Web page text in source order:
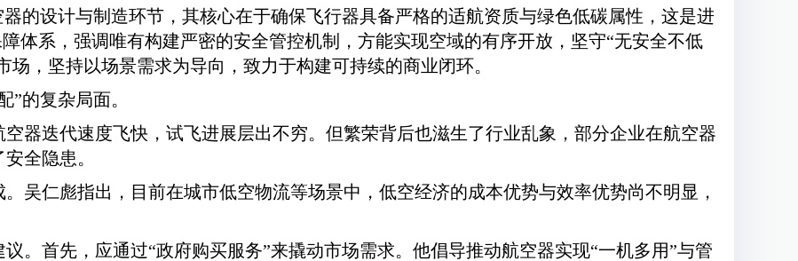
的设计与制造环节，其核心在于确保飞行器具备严格的适航资质与绿色低碳属性，这是进
体系，强调唯有构建严密的安全管控机制，方能实现空域的有序开放，坚守“无安全不低
场，坚持以场景需求为导向，致力于构建可持续的商业闭环。
”的复杂局面。
器迭代速度飞快，试飞进展层出不穷。但繁荣背后也滋生了行业乱象，部分企业在航空器
全隐患。
吴仁彪指出，目前在城市低空物流等场景中，低空经济的成本优势与效率优势尚不明显，
。首先，应通过“政府购买服务”来撬动市场需求。他倡导推动航空器实现“一机多用”与管